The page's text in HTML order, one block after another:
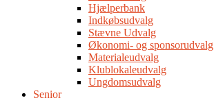
Hjælperbank
Indkøbsudvalg
Stævne Udvalg
Økonomi- og sponsorudvalg
Materialeudvalg
Klublokaleudvalg
Ungdomsudvalg
Senior